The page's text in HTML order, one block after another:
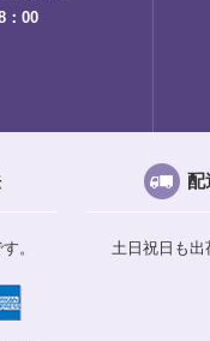
：00
。
配
土日祝日も出